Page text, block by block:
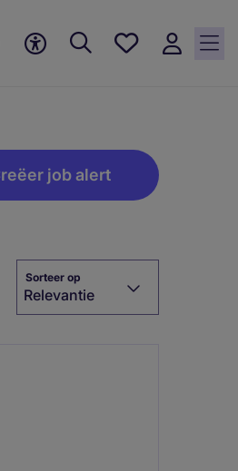
Favorieten,
job alert
Sorteer op
Relevantie